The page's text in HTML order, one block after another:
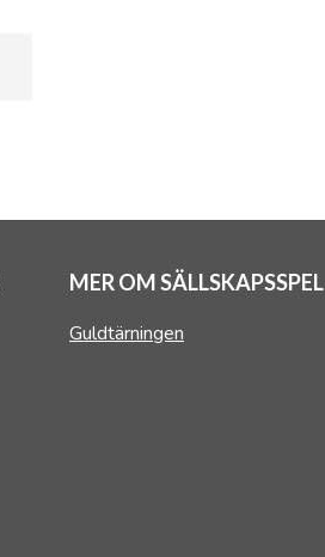
MER OM SÄLLSKAPSSPEL
Guldtärningen